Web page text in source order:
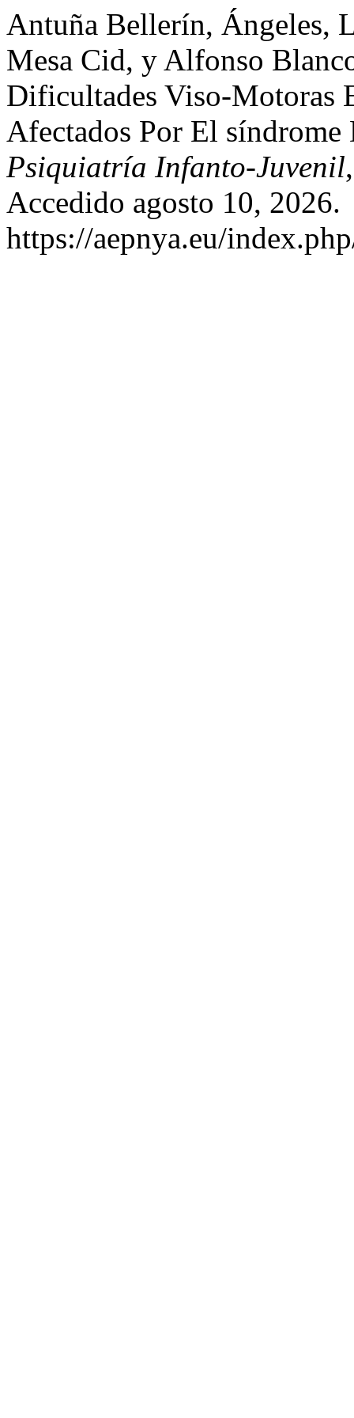
Antuña Bellerín, Ángeles,
Mesa Cid, y Alfonso
Dificultades Viso-Motoras
Afectados Por El
Psiquiatría Infanto-Juvenil
Accedido agosto 10, 2026.
https://aepnya.eu/